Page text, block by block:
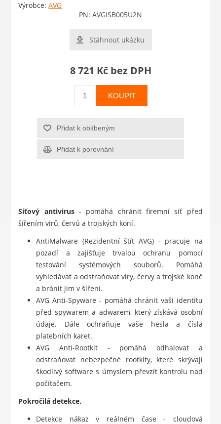
Výrobce: AVG
PN: AVGISB005U2N
Stáhnout ukázku
8 721 Kč bez DPH
KOUPIT
Přidat k oblíbeným
Přidat k porovnání
Síťový antivirus- pomáhá chránit firemní síť před
šířením virů, červů a trojských koní.
AntiMalware (Rezidentní štít AVG) - pracuje na
pozadí a zajišťuje trvalou ochranu pomocí
testování systémových souborů. Pomáhá
vyhledávat a odstraňovat viry, červy a trojské koně
a bránit jim v šíření.
AVG Anti-Spyware - pomáhá chránit vaši identitu
před spywarem a adwarem, který získává osobní
údaje. Dále ochraňuje vaše hesla a čísla
platebních karet.
AVG Anti-Rootkit - pomáhá odhalovat a
odstraňovat nebezpečné rootkity, které skrývají
škodlivý software s úmyslem převzít kontrolu nad
počítačem.
Pokročilá detekce.
Detekce nákaz v reálném čase - cloudová